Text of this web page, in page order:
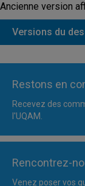
Ancienne version
Versions du
Restons en
Recevez des
l'UQAM.
Rencontrez-
Venez poser vos